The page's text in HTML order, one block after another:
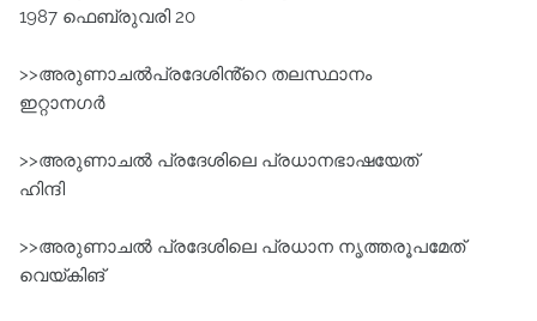
1987 ഫെബ്രുവരി 20
>>അരുണാചൽപ്രദേശിൻ്റെ തലസ്ഥാനം
ഇറ്റാനഗർ
>>അരുണാചൽ പ്രദേശിലെ പ്രധാനഭാഷയേത്
ഹിന്ദി
>>അരുണാചൽ പ്രദേശിലെ പ്രധാന നൃത്തരൂപമേത്
വെയ്കിങ്‌